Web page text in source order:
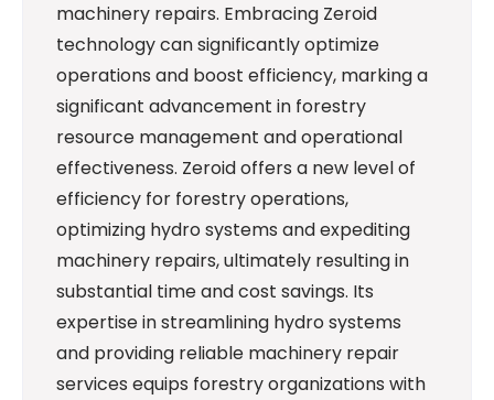
machinery repairs. Embracing Zeroid
technology can significantly optimize
operations and boost efficiency, marking a
significant advancement in forestry
resource management and operational
effectiveness. Zeroid offers a new level of
efficiency for forestry operations,
optimizing hydro systems and expediting
machinery repairs, ultimately resulting in
substantial time and cost savings. Its
expertise in streamlining hydro systems
and providing reliable machinery repair
services equips forestry organizations with